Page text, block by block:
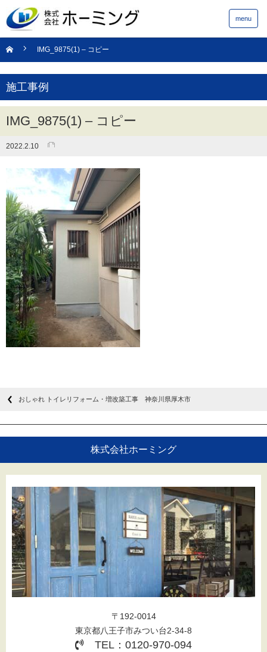
menu
IMG_9875(1) – コピー
施工事例
IMG_9875(1) – コピー
2022.2.10
おしゃれ トイレリフォーム・増改築工事 神奈川県厚木市
株式会社ホーミング
〒192-0014
東京都八王子市みつい台2-34-8
TEL：0120-970-094